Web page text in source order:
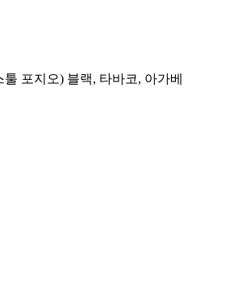
툴 포지오) 블랙, 타바코, 아가베